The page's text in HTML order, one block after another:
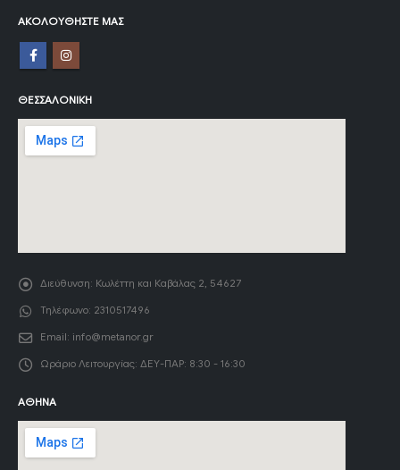
ΑΚΟΛΟΥΘΉΣΤΕ ΜΑΣ
ΘΕΣΣΑΛΟΝΊΚΗ
Διεύθυνση: Κωλέττη και Καβάλας 2, 54627
Τηλέφωνο: 2310517496
Email: info@metanor.gr
Ωράριο Λειτουργίας: ΔΕΥ-ΠΑΡ: 8:30 - 16:30
ΑΘΉΝΑ